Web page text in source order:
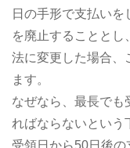
日の手形で支払い
を廃止することと
法に変更した場合、
ます。
なぜなら、最長でも
ればならないという